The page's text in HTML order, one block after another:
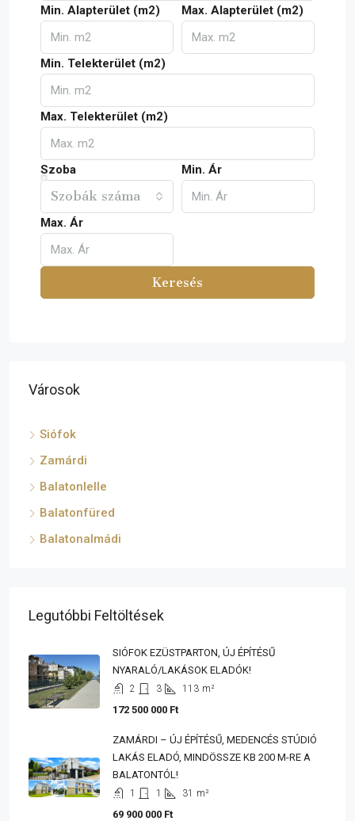
Min. Alapterület (m2) Max. Alapterület (m2)
Min. Telekterület (m2)
Max. Telekterület (m2)
Szoba
Szobák száma
Min. Ár
Max. Ár
Keresés
Városok
Siófok
Zamárdi
Balatonlelle
Balatonfüred
Balatonalmádi
Legutóbbi Feltöltések
SIÓFOK EZÜSTPARTON, ÚJ ÉPÍTÉSŰ
NYARALÓ/LAKÁSOK ELADÓK!
2 3 113 m²
172 500 000 Ft
ZAMÁRDI – ÚJ ÉPÍTÉSŰ, MEDENCÉS STÚDIÓ
LAKÁS ELADÓ, MINDÖSSZE KB 200 M-RE A
BALATONTÓL!
1 1 31 m²
69 900 000 Ft